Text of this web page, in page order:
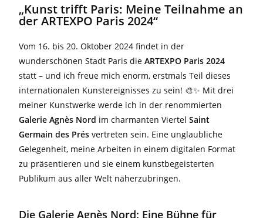
„Kunst trifft Paris: Meine Teilnahme an
der ARTEXPO Paris 2024“
Vom 16. bis 20. Oktober 2024 findet in der
wunderschönen Stadt Paris dieARTEXPO Paris 2024
statt – und ich freue mich enorm, erstmals Teil dieses
internationalen Kunstereignisses zu sein! 🎨✨ Mit drei
meiner Kunstwerke werde ich in der renommierten
Galerie Agnès Nord im charmanten ViertelSaint
Germain des Présvertreten sein. Eine unglaubliche
Gelegenheit, meine Arbeiten in einem digitalen Format
zu präsentieren und sie einem kunstbegeisterten
Publikum aus aller Welt näherzubringen.
Die Galerie Agnès Nord: Eine Bühne für